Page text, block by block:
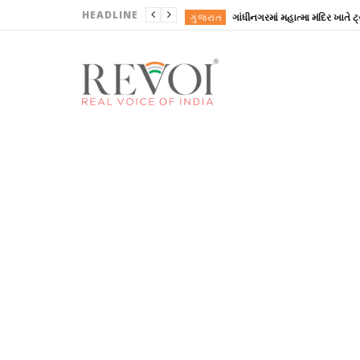
HEADLINE ગુજરાત
ગુજરાત
ગુજરાત